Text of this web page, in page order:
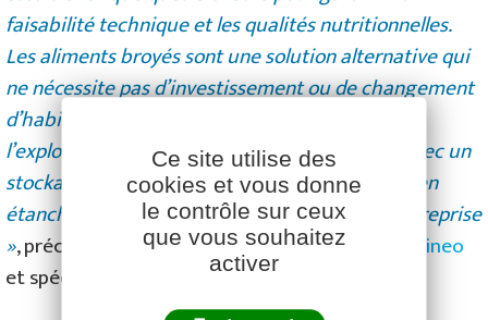
faisabilité technique et les qualités nutritionnelles.
Les aliments broyés sont une solution alternative qui
ne nécessite pas d’investissement ou de changement
d’habitude dans la gestion du stockage sur
l’exploitation. L’aliment broyé est compatible avec un
stockage en silo (à condition que celui-ci soit bien
étanche) et passe correctement dans les vis de reprise
», précise Astrid de Larocque, technicienne
Bovineo
et spécialiste de la nutrition animale.
Facebook
YouTube
LinkedIn
Ce site utilise des
cookies et vous donne
le contrôle sur ceux
que vous souhaitez
activer